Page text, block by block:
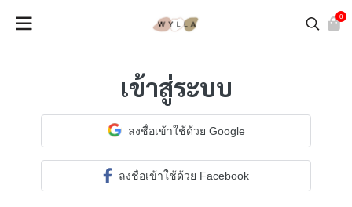
0
เข้าสู่ระบบ
ลงชื่อเข้าใช้ด้วย Google
ลงชื่อเข้าใช้ด้วย Facebook